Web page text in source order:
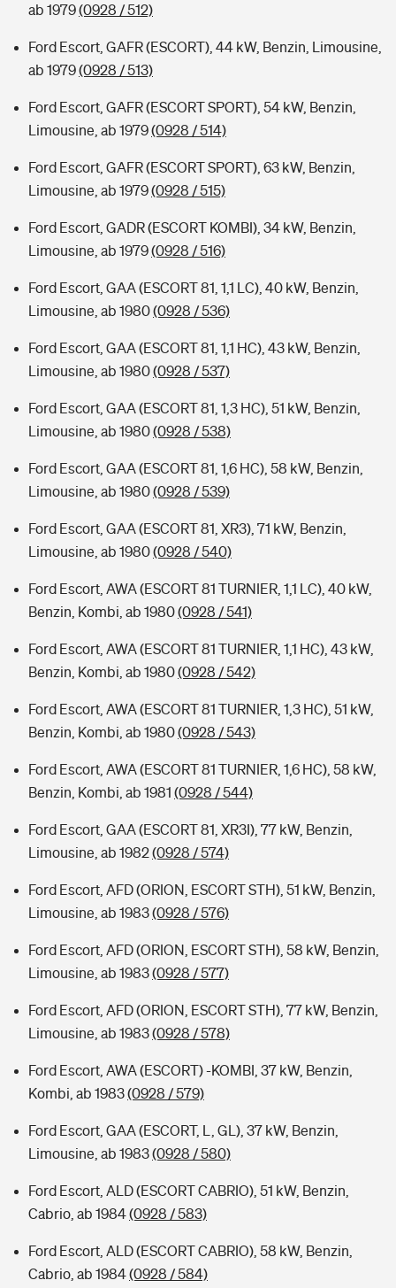
ab 1979(0928 / 512)
Ford Escort, GAFR (ESCORT), 44 kW, Benzin, Limousine,
ab 1979(0928 / 513)
Ford Escort, GAFR (ESCORT SPORT), 54 kW, Benzin,
Limousine, ab 1979(0928 / 514)
Ford Escort, GAFR (ESCORT SPORT), 63 kW, Benzin,
Limousine, ab 1979(0928 / 515)
Ford Escort, GADR (ESCORT KOMBI), 34 kW, Benzin,
Limousine, ab 1979(0928 / 516)
Ford Escort, GAA (ESCORT 81, 1,1 LC), 40 kW, Benzin,
Limousine, ab 1980(0928 / 536)
Ford Escort, GAA (ESCORT 81, 1,1 HC), 43 kW, Benzin,
Limousine, ab 1980(0928 / 537)
Ford Escort, GAA (ESCORT 81, 1,3 HC), 51 kW, Benzin,
Limousine, ab 1980(0928 / 538)
Ford Escort, GAA (ESCORT 81, 1,6 HC), 58 kW, Benzin,
Limousine, ab 1980(0928 / 539)
Ford Escort, GAA (ESCORT 81, XR3), 71 kW, Benzin,
Limousine, ab 1980(0928 / 540)
Ford Escort, AWA (ESCORT 81 TURNIER, 1,1 LC), 40 kW,
Benzin, Kombi, ab 1980(0928 / 541)
Ford Escort, AWA (ESCORT 81 TURNIER, 1,1 HC), 43 kW,
Benzin, Kombi, ab 1980(0928 / 542)
Ford Escort, AWA (ESCORT 81 TURNIER, 1,3 HC), 51 kW,
Benzin, Kombi, ab 1980(0928 / 543)
Ford Escort, AWA (ESCORT 81 TURNIER, 1,6 HC), 58 kW,
Benzin, Kombi, ab 1981 (0928 / 544)
Ford Escort, GAA (ESCORT 81, XR3I), 77 kW, Benzin,
Limousine, ab 1982(0928 / 574)
Ford Escort, AFD (ORION, ESCORT STH), 51 kW, Benzin,
Limousine, ab 1983(0928 / 576)
Ford Escort, AFD (ORION, ESCORT STH), 58 kW, Benzin,
Limousine, ab 1983(0928 / 577)
Ford Escort, AFD (ORION, ESCORT STH), 77 kW, Benzin,
Limousine, ab 1983(0928 / 578)
Ford Escort, AWA (ESCORT) -KOMBI, 37 kW, Benzin,
Kombi, ab 1983(0928 / 579)
Ford Escort, GAA (ESCORT, L, GL), 37 kW, Benzin,
Limousine, ab 1983(0928 / 580)
Ford Escort, ALD (ESCORT CABRIO), 51 kW, Benzin,
Cabrio, ab 1984(0928 / 583)
Ford Escort, ALD (ESCORT CABRIO), 58 kW, Benzin,
Cabrio, ab 1984(0928 / 584)